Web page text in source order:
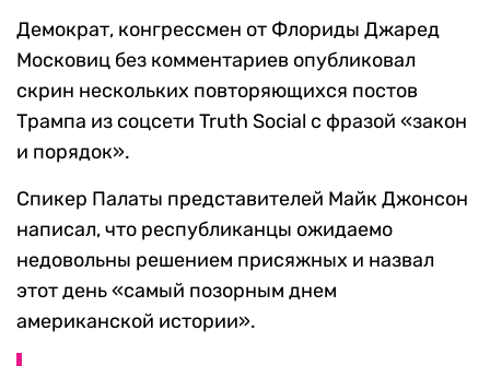
Демократ, конгрессмен от Флориды Джаред
Московиц без комментариев опубликовал
скрин нескольких повторяющихся постов
Трампа из соцсети Truth Social с фразой «закон
и порядок».
Спикер Палаты представителей Майк Джонсон
написал, что республиканцы ожидаемо
недовольны решением присяжных и назвал
этот день «самый позорным днем
американской истории».